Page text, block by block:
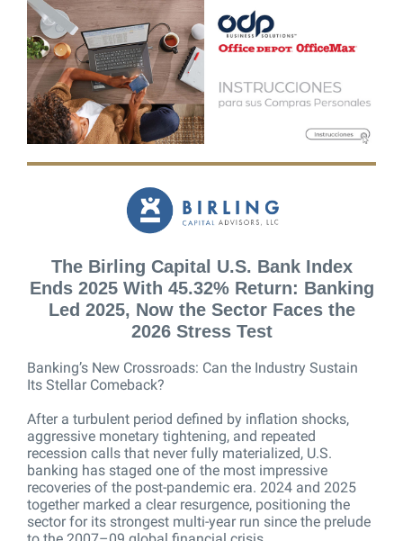
The Birling Capital U.S. Bank Index
Ends 2025 With 45.32% Return: Banking
Led 2025, Now the Sector Faces the
2026 Stress Test
Banking’s New Crossroads: Can the Industry Sustain
Its Stellar Comeback?
After a turbulent period defined by inflation shocks,
aggressive monetary tightening, and repeated
recession calls that never fully materialized, U.S.
banking has staged one of the most impressive
recoveries of the post-pandemic era. 2024 and 2025
together marked a clear resurgence, positioning the
sector for its strongest multi-year run since the prelude